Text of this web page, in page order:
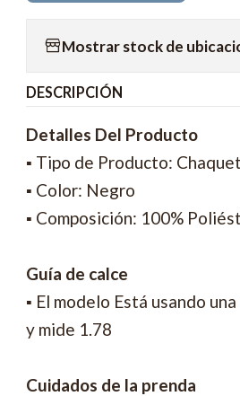
Mostrar stock de
DESCRIPCIÓN
Detalles Del Producto
▪ Tipo de Producto:
▪ Color: Negro
▪ Composición: 100%
Guía de calce
▪ El modelo Está usando
y mide 1.78
Cuidados de la prenda